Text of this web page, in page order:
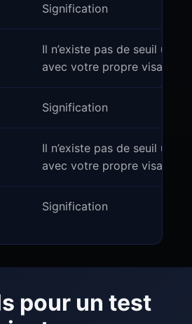
Signification
Il n’existe pas de seuil
avec votre propre visage.
Signification
Il n’existe pas de seuil
avec votre propre visage.
Signification
pour un test